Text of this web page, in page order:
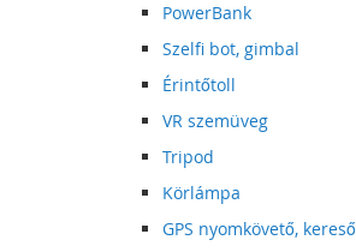
PowerBank
Szelfi bot, gimbal
Érintőtoll
VR szemüveg
Tripod
Körlámpa
GPS nyomkövető, kereső